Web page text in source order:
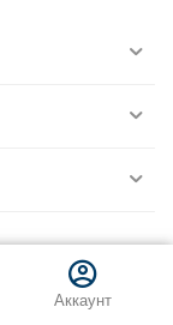
Аккаунт